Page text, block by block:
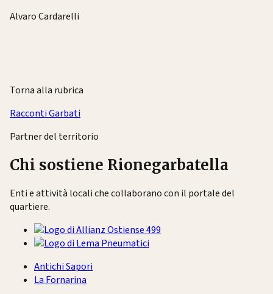
Alvaro Cardarelli
Torna alla rubrica
Racconti Garbati
Partner del territorio
Chi sostiene Rionegarbatella
Enti e attività locali che collaborano con il portale del
quartiere.
Antichi Sapori
La Fornarina